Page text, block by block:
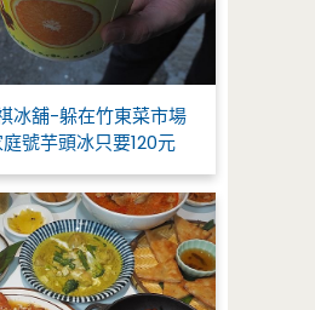
冰舖-躲在竹東菜市場
號芋頭冰只要120元